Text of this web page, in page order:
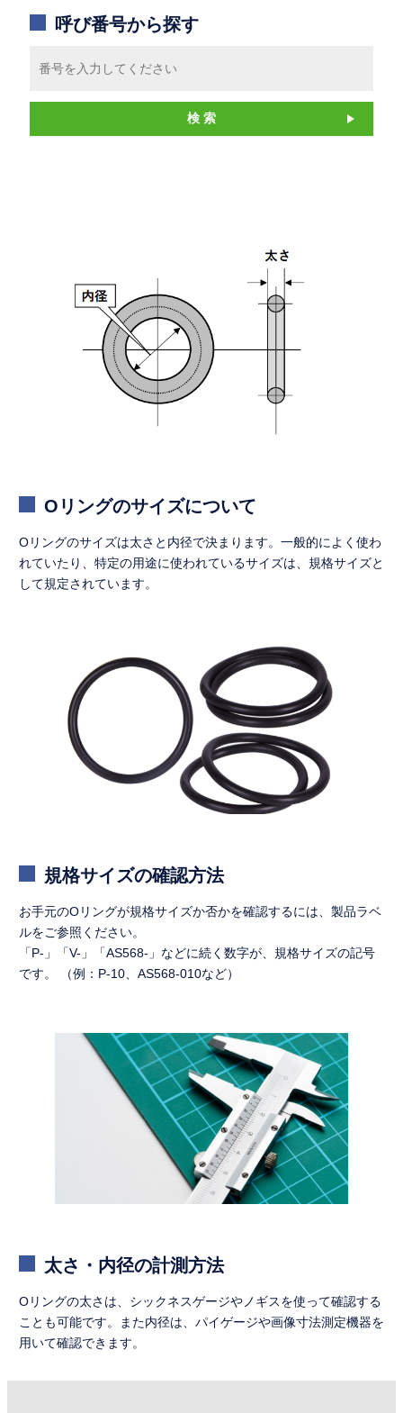
呼び番号から探す
Oリングのサイズについて
Oリングのサイズは太さと内径で決まります。一般的によく使わ
れていたり、特定の用途に使われているサイズは、規格サイズと
して規定されています。
規格サイズの確認方法
お手元のOリングが規格サイズか否かを確認するには、製品ラベ
ルをご参照ください。
「P-」「V-」「AS568-」などに続く数字が、規格サイズの記号
です。 （例：P-10、AS568-010など）
太さ・内径の計測方法
Oリングの太さは、シックネスゲージやノギスを使って確認する
ことも可能です。また内径は、パイゲージや画像寸法測定機器を
用いて確認できます。